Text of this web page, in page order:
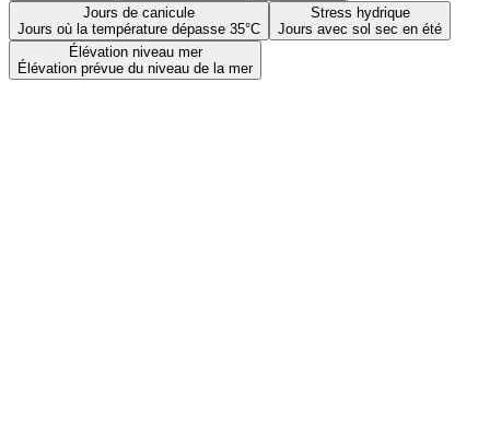
Jours de canicule
Jours où la température dépasse 35°C
Stress hydrique
Jours avec sol sec en été
Élévation niveau mer
Élévation prévue du niveau de la mer